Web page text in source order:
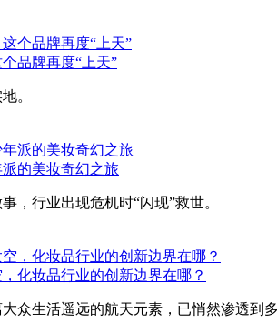
品牌再度“上天”
。
的美妆奇幻之旅
，行业出现危机时“闪现”救世。
化妆品行业的创新边界在哪？
众生活遥远的航天元素，已悄然渗透到多